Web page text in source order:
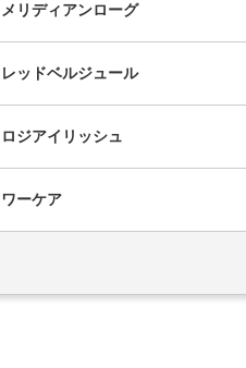
メリディアンローグ
レッドベルジュール
ロジアイリッシュ
ワーケア